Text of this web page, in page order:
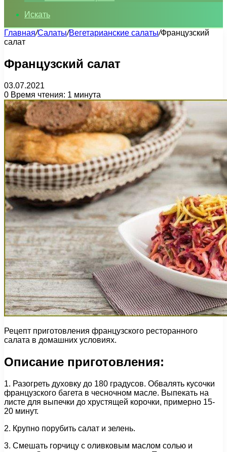
Искать
Главная/Салаты/Вегетарианские салаты/Французский
салат
Французский салат
03.07.2021
0 Время чтения: 1 минута
Рецепт приготовления французского ресторанного
салата в домашних условиях.
Описание приготовления:
1. Разогреть духовку до 180 градусов. Обвалять кусочки
французского багета в чесночном масле. Выпекать на
листе для выпечки до хрустящей корочки, примерно 15-
20 минут.
2. Крупно порубить салат и зелень.
3. Смешать горчицу с оливковым маслом солью и